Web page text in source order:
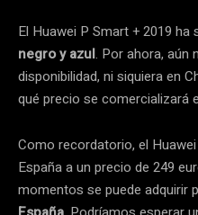
El Huawei P Smart + 2019
negro y azul. Por ahora, aún
disponibilidad, ni siquiera en
qué precio se comercializará
Como recordatorio, el
España a un precio de 249
momentos se puede adquirir